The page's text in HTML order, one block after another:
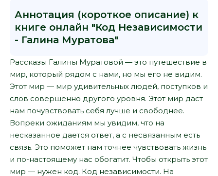
Аннотация (короткое описание) к
книге онлайн "Код Независимости
- Галина Муратова"
Рассказы Галины Муратовой — это путешествие в
мир, который рядом с нами, но мы его не видим.
Этот мир — мир удивительных людей, поступков и
слов совершенно другого уровня. Этот мир даст
нам почувствовать себя лучше и свободнее.
Вопреки ожиданиям мы увидим, что на
несказанное дается ответ, а с несвязанным есть
связь. Это поможет нам точнее чувствовать жизнь
и по-настоящему нас обогатит. Чтобы открыть этот
мир — нужен код. Код независимости. На